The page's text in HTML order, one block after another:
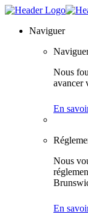
Skip
contentNaviguer
Nous
avancer
En
Nous
En